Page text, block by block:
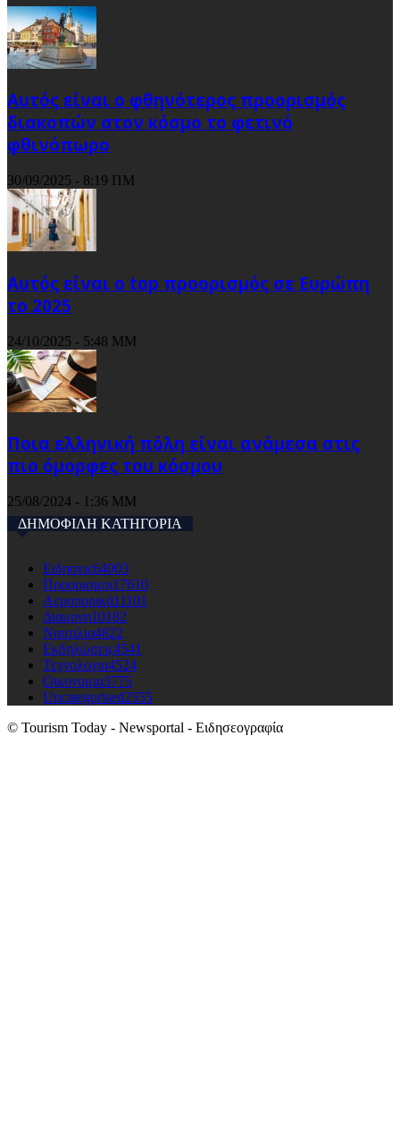
Αυτός είναι ο φθηνότερος προορισμός
διακοπών στον κόσμο το φετινό
φθινόπωρο
30/09/2025 - 8:19 ΠΜ
Αυτός είναι ο top προορισμός σε Ευρώπη
το 2025
24/10/2025 - 5:48 ΜΜ
Ποια ελληνική πόλη είναι ανάμεσα στις
πιο όμορφες του κόσμου
25/08/2024 - 1:36 ΜΜ
ΔΗΜΟΦΙΛΗ ΚΑΤΗΓΟΡΙΑ
Ειδησεις64003
Προορισμοι17610
Αεροπορικά11101
Διαμονη10182
Ναυτιλια4822
Εκδηλώσεις4541
Τεχνολογια4524
Οικονομια3775
Uncategorised2555
© Tourism Today - Newsportal - Ειδησεογραφία